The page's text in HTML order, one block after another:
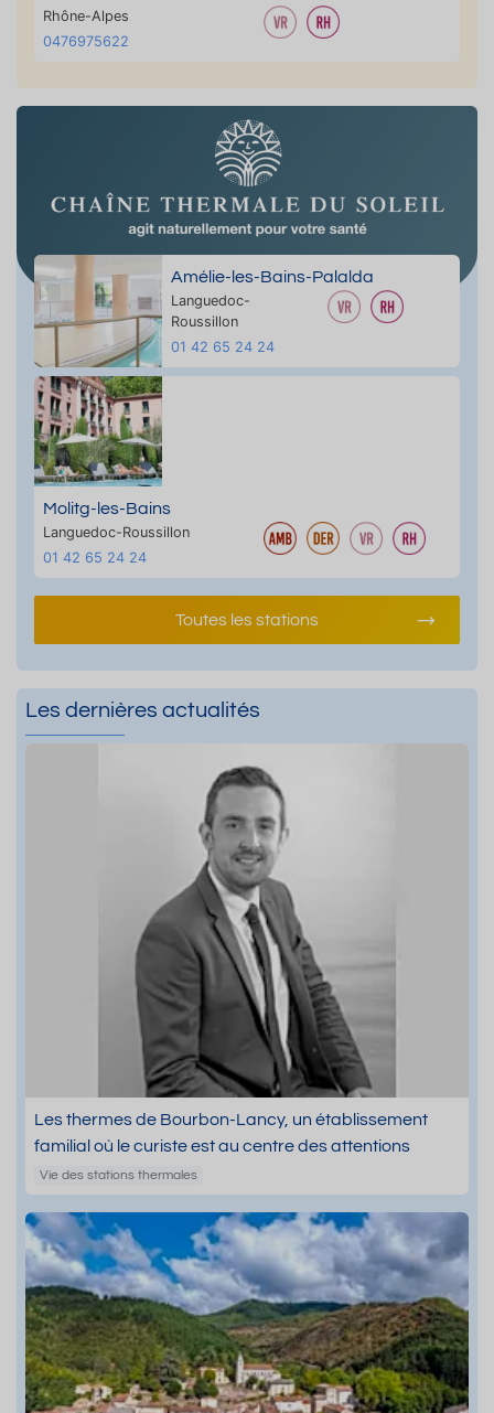
Rhône-Alpes
0476975622
Amélie-les-Bains-Palalda
Languedoc-
Roussillon
01 42 65 24 24
Molitg-les-Bains
Languedoc-Roussillon
01 42 65 24 24
Toutes les stations
Les dernières actualités
Les thermes de Bourbon-Lancy, un établissement
familial où le curiste est au centre des attentions
Vie des stations thermales